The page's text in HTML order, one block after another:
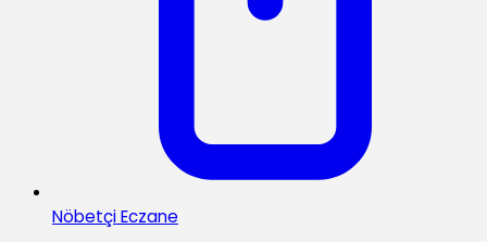
Nöbetçi Eczane